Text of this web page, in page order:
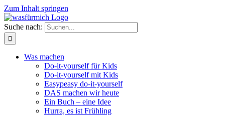
Zum Inhalt springen
Suche nach:
Was machen
Do-it-yourself für Kids
Do-it-yourself mit Kids
Easypeasy do-it-yourself
DAS machen wir heute
Ein Buch – eine Idee
Hurra, es ist Frühling